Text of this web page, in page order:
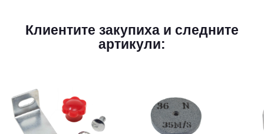
Клиентите закупиха и следните
артикули: